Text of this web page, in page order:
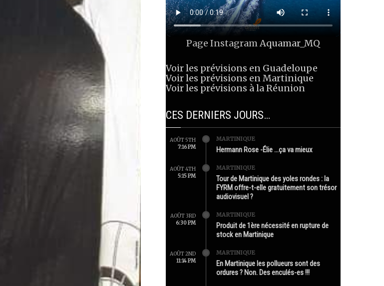
Page InstagramAquamar_MQ
Voir les prévisions en Guadeloupe
Voir les prévisions en Martinique
Voir les prévisions à la Réunion
CES DERNIERS JOURS…
AOÛT 5TH
7:16 PM
MARTINIQUE
Hermann Rose -Élie …ça va mieux
AOÛT 4TH
5:15 PM
MARTINIQUE
Tour de Martinique des yoles rondes : la
FYRM offre-t-elle gratuitement son trésor
audiovisuel ?
AOÛT 3RD
6:30 PM
MARTINIQUE
Produit de 1ère nécessité en rupture de
stock en Martinique
AOÛT 2ND
11:14 PM
MARTINIQUE
En Martinique les pollueurs sont des
ordures ? Non. Des enculés-es !!!